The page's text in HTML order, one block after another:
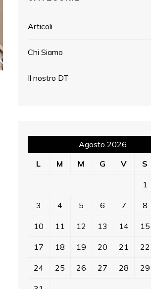
Articoli
Chi Siamo
Il nostro DT
Agosto 2026
L
M M G V S
1
3 4 5 6 7 8
10 11 12 13 14 15
17 18 19 20 21 22
24 25 26 27 28 29